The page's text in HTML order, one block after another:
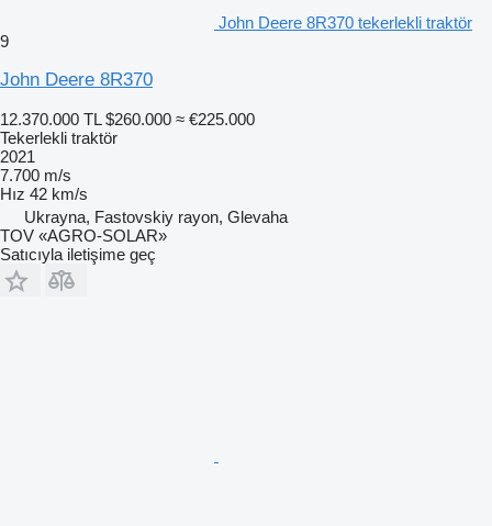
John Deere 8R370 tekerlekli traktör
9
John Deere 8R370
12.370.000 TL $260.000 ≈ €225.000
Tekerlekli traktör
2021
7.700 m/s
Hız 42 km/s
Ukrayna, Fastovskiy rayon, Glevaha
TOV «AGRO-SOLAR»
Satıcıyla iletişime geç